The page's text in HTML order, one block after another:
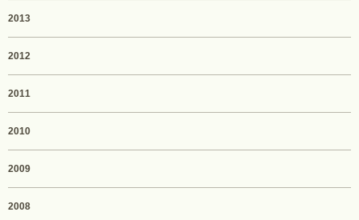
2013
2012
2011
2010
2009
2008